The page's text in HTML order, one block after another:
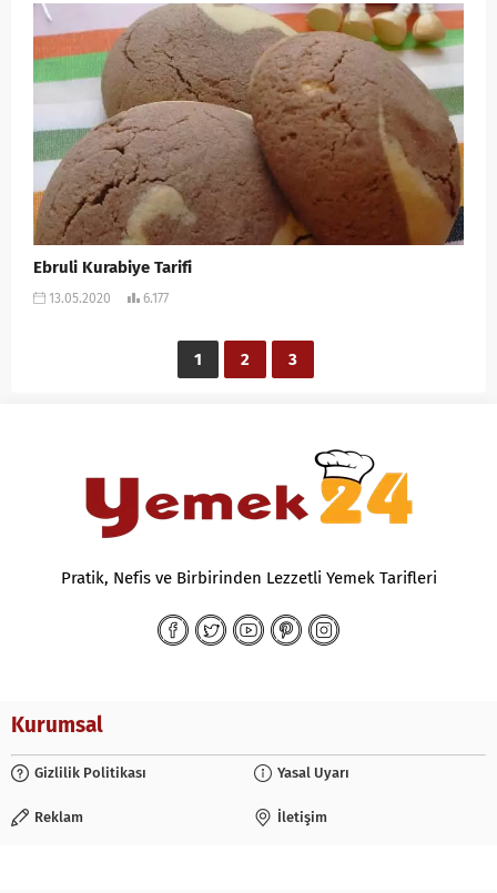
Ebruli Kurabiye Tarifi
13.05.2020 6.177
1 2 3
Pratik, Nefis ve Birbirinden Lezzetli Yemek Tarifleri
Kurumsal
Gizlilik Politikası Yasal Uyarı
Reklam İletişim